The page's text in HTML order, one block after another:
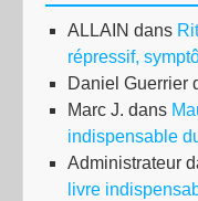
ALLAIN dans
répressif,
Daniel Guerrier
Marc J. dans
indispensable
Administrateur
livre